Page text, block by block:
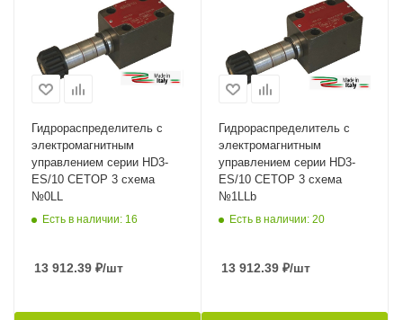
Гидрораспределитель с
электромагнитным
управлением серии HD3-
ES/10 CETOP 3 схема
№0LL
Есть в наличии: 16
13 912.39 ₽/шт
Гидрораспределитель с
электромагнитным
управлением серии HD3-
ES/10 CETOP 3 схема
№1LLb
Есть в наличии: 20
13 912.39 ₽/шт